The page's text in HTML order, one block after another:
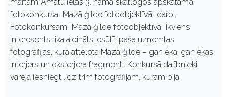
fotokonkursa “Mazā ģilde fotoobjektīvā” darbi.
Fotokonkursam “Mazā ģilde fotoobjektīvā” ikviens
interesents tika aicināts iesūtīt paša uzņemtas
fotogrāfijas, kurā attēlota Mazā ģilde – gan ēka, gan ēkas
interjers un eksterjera fragmenti. Konkursā dalībnieki
varēja iesniegt līdz trim fotogrāfijām, kurām bija…